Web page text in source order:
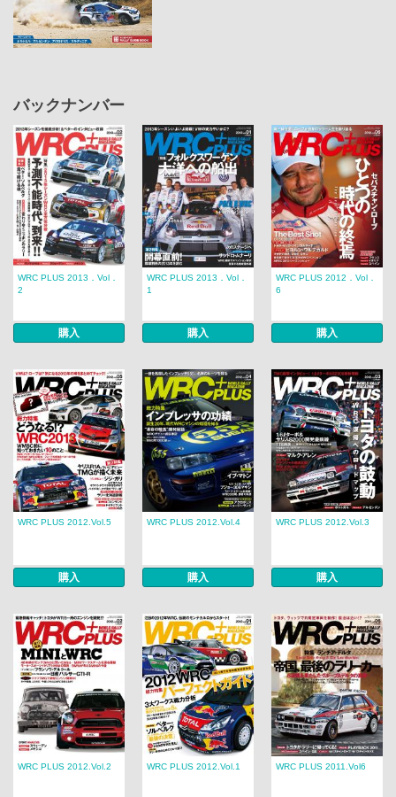
バックナンバー
WRC PLUS 2013．Vol．
2
購入
WRC PLUS 2013．Vol．
1
購入
WRC PLUS 2012．Vol．
6
購入
WRC PLUS 2012.Vol.5
購入
WRC PLUS 2012.Vol.4
購入
WRC PLUS 2012.Vol.3
購入
WRC PLUS 2012.Vol.2 WRC PLUS 2012.Vol.1 WRC PLUS 2011.Vol6